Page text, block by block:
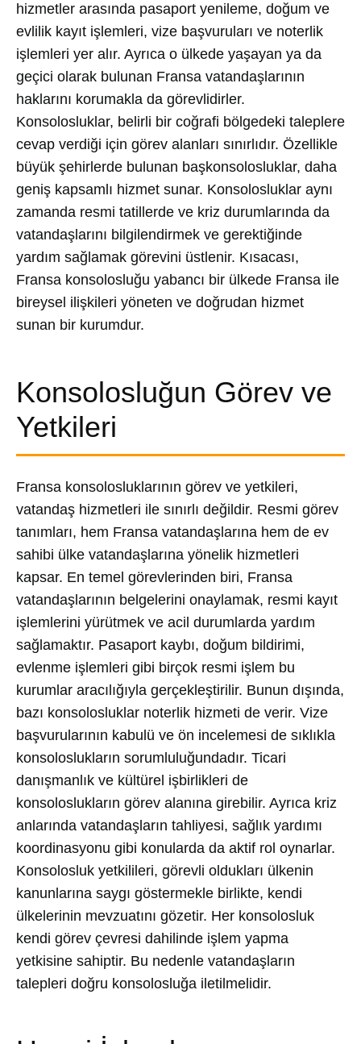
hizmetler arasında pasaport yenileme, doğum ve
evlilik kayıt işlemleri, vize başvuruları ve noterlik
işlemleri yer alır. Ayrıca o ülkede yaşayan ya da
geçici olarak bulunan Fransa vatandaşlarının
haklarını korumakla da görevlidirler.
Konsolosluklar, belirli bir coğrafi bölgedeki taleplere
cevap verdiği için görev alanları sınırlıdır. Özellikle
büyük şehirlerde bulunan başkonsolosluklar, daha
geniş kapsamlı hizmet sunar. Konsolosluklar aynı
zamanda resmi tatillerde ve kriz durumlarında da
vatandaşlarını bilgilendirmek ve gerektiğinde
yardım sağlamak görevini üstlenir. Kısacası,
Fransa konsolosluğu yabancı bir ülkede Fransa ile
bireysel ilişkileri yöneten ve doğrudan hizmet
sunan bir kurumdur.
Konsolosluğun Görev ve
Yetkileri
Fransa konsolosluklarının görev ve yetkileri,
vatandaş hizmetleri ile sınırlı değildir. Resmi görev
tanımları, hem Fransa vatandaşlarına hem de ev
sahibi ülke vatandaşlarına yönelik hizmetleri
kapsar. En temel görevlerinden biri, Fransa
vatandaşlarının belgelerini onaylamak, resmi kayıt
işlemlerini yürütmek ve acil durumlarda yardım
sağlamaktır. Pasaport kaybı, doğum bildirimi,
evlenme işlemleri gibi birçok resmi işlem bu
kurumlar aracılığıyla gerçekleştirilir. Bunun dışında,
bazı konsolosluklar noterlik hizmeti de verir. Vize
başvurularının kabulü ve ön incelemesi de sıklıkla
konsoloslukların sorumluluğundadır. Ticari
danışmanlık ve kültürel işbirlikleri de
konsoloslukların görev alanına girebilir. Ayrıca kriz
anlarında vatandaşların tahliyesi, sağlık yardımı
koordinasyonu gibi konularda da aktif rol oynarlar.
Konsolosluk yetkilileri, görevli oldukları ülkenin
kanunlarına saygı göstermekle birlikte, kendi
ülkelerinin mevzuatını gözetir. Her konsolosluk
kendi görev çevresi dahilinde işlem yapma
yetkisine sahiptir. Bu nedenle vatandaşların
talepleri doğru konsolosluğa iletilmelidir.